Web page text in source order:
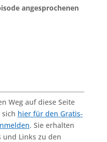
angesprochenen
Weg auf diese Seite
hier für den Gratis-
. Sie erhalten
Links zu den